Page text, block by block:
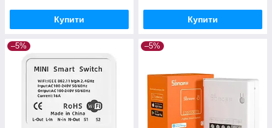
Купити Купити
–5% –5%